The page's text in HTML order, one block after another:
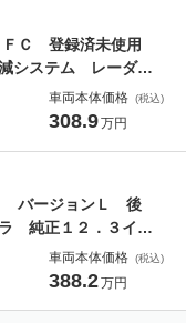
ＴＣ
ＦＣ 登録済未使用
システム レーダー
ーセンサー 前席シ
ＥＤヘッド 純正１
車両本体価格 (税込)
308.9万円
バージョンＬ 後
純正１２．３イン
軽減システム レー
煙車 電動リアゲー
車両本体価格 (税込)
388.2万円